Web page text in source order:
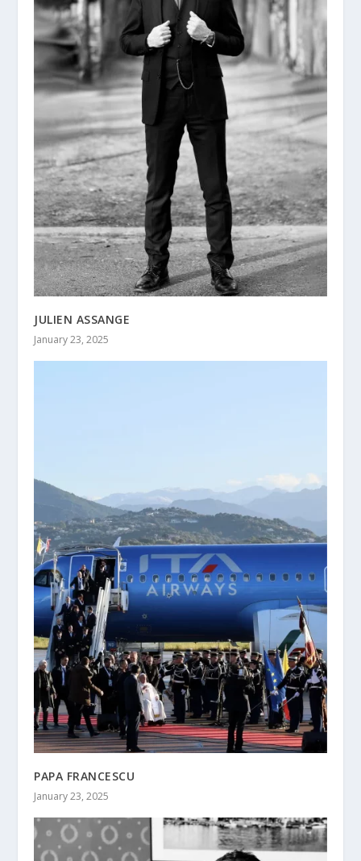
JULIEN ASSANGE
January 23, 2025
PAPA FRANCESCU
January 23, 2025